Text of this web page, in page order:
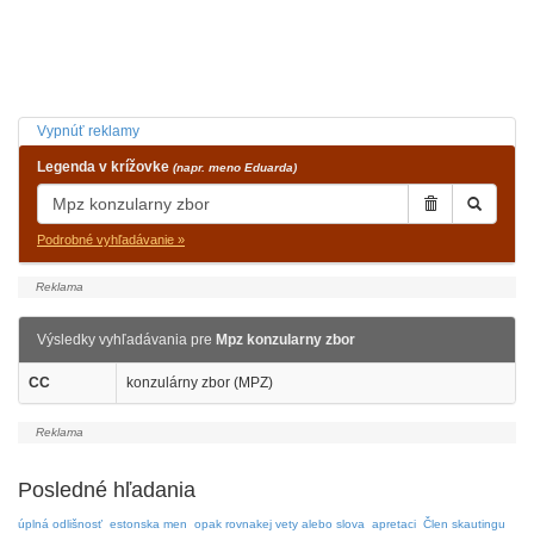
Vypnúť reklamy
Legenda v krížovke (napr. meno Eduarda)
Podrobné vyhľadávanie »
Výsledky vyhľadávania pre Mpz konzularny zbor
CC konzulárny zbor (MPZ)
Posledné hľadania
úplná odlišnosť estonska men opak rovnakej vety alebo slova apretaci Člen skautingu